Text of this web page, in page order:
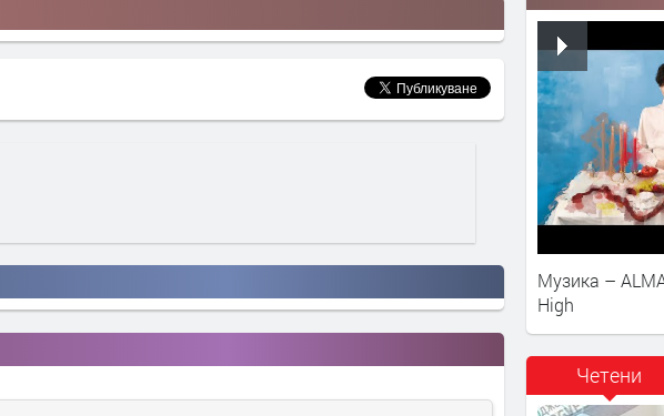
Музика –
High
Четени